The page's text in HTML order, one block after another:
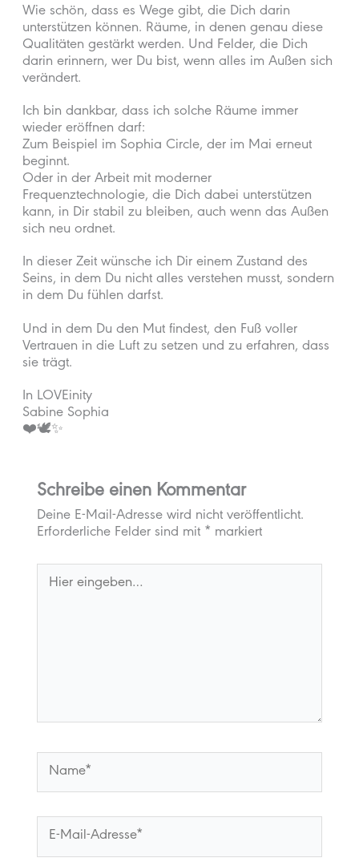
Wie schön, dass es Wege gibt, die Dich darin
unterstützen können. Räume, in denen genau diese
Qualitäten gestärkt werden. Und Felder, die Dich
darin erinnern, wer Du bist, wenn alles im Außen sich
verändert.
Ich bin dankbar, dass ich solche Räume immer
wieder eröffnen darf:
Zum Beispiel im Sophia Circle, der im Mai erneut
beginnt.
Oder in der Arbeit mit moderner
Frequenztechnologie, die Dich dabei unterstützen
kann, in Dir stabil zu bleiben, auch wenn das Außen
sich neu ordnet.
In dieser Zeit wünsche ich Dir einem Zustand des
Seins, in dem Du nicht alles verstehen musst, sondern
in dem Du fühlen darfst.
Und in dem Du den Mut findest, den Fuß voller
Vertrauen in die Luft zu setzen und zu erfahren, dass
sie trägt.
In LOVEinity
Sabine Sophia
❤️🕊️✨
Schreibe einen Kommentar
Deine E-Mail-Adresse wird nicht veröffentlicht.
Erforderliche Felder sind mit * markiert
eingeben…
Mail-
Adresse*